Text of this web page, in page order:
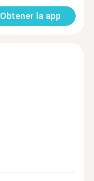
Obtener la app